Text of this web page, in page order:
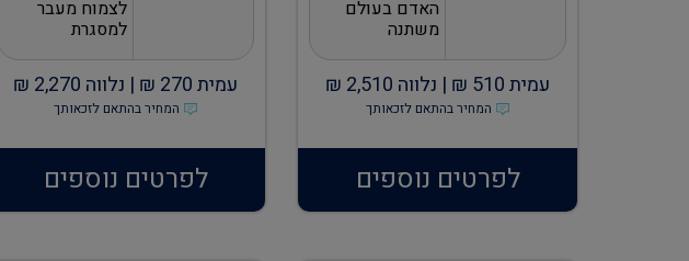
האדם בעולם
משתנה
עמית510
₪ | נלווה 2,510
₪
המחיר בהתאם לזכאותך
לפרטים נוספים
לצמוח מעבר
למסגרת
עמית270
₪ | נלווה 2,270
₪
המחיר בהתאם לזכאותך
לפרטים נוספים